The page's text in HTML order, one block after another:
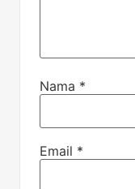
Nama *
Email *